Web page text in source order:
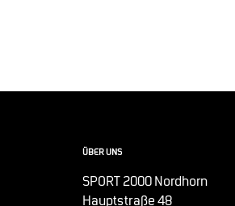
ÜBER UNS
SPORT 2000 Nordhorn
Hauptstraße 48